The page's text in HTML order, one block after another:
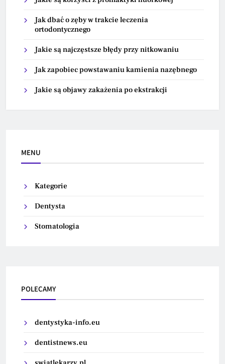
Jak dbać o zęby w trakcie leczenia
ortodontycznego
Jakie są najczęstsze błędy przy nitkowaniu
Jak zapobiec powstawaniu kamienia nazębnego
Jakie są objawy zakażenia po ekstrakcji
MENU
Kategorie
Dentysta
Stomatologia
POLECAMY
dentystyka-info.eu
dentistnews.eu